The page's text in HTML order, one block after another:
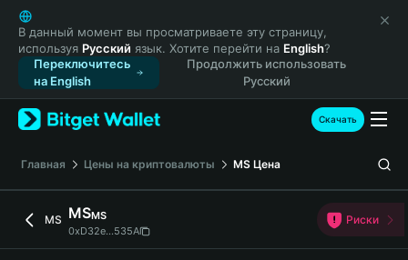
English
日本語
Tiếng Việt
Русский
Español (Latinoamérica)
Türkçe
Français
Deutsch
繁體中文
Português (Portugal)
В данный момент вы просматриваете эту страницу,
используя Русский язык. Хотите перейти на English?
Переключитесь
на English
Продолжить использовать
Русский
Скачать
Главная Цены на криптовалюты MS Цена
MS MSMS
0xD32e...535A
Риски